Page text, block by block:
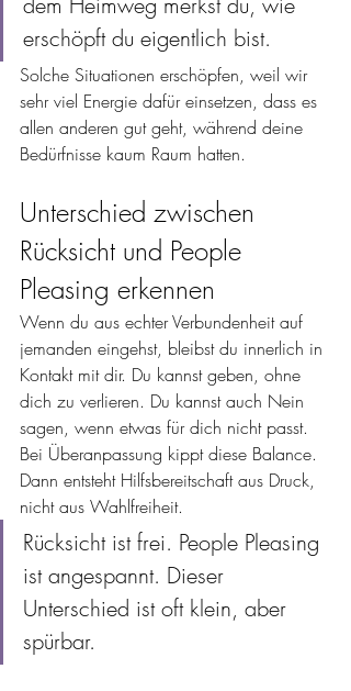
erschöpft du eigentlich bist.
Solche Situationen erschöpfen, weil wir
sehr viel Energie dafür einsetzen, dass es
allen anderen gut geht, während deine
Bedürfnisse kaum Raum hatten.
Unterschied zwischen
Rücksicht und People
Pleasing erkennen
Wenn du aus echter Verbundenheit auf
jemanden eingehst, bleibst du innerlich in
Kontakt mit dir. Du kannst geben, ohne
dich zu verlieren. Du kannst auch Nein
sagen, wenn etwas für dich nicht passt.
Bei Überanpassung kippt diese Balance.
Dann entsteht Hilfsbereitschaft aus Druck,
nicht aus Wahlfreiheit.
Rücksicht ist frei. People Pleasing
ist angespannt. Dieser
Unterschied ist oft klein, aber
spürbar.